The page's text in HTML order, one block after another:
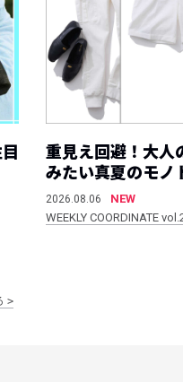
重見え回避！大人
みたい真夏のモノ
2026.08.06
NEW
WEEKLY COORDINATE